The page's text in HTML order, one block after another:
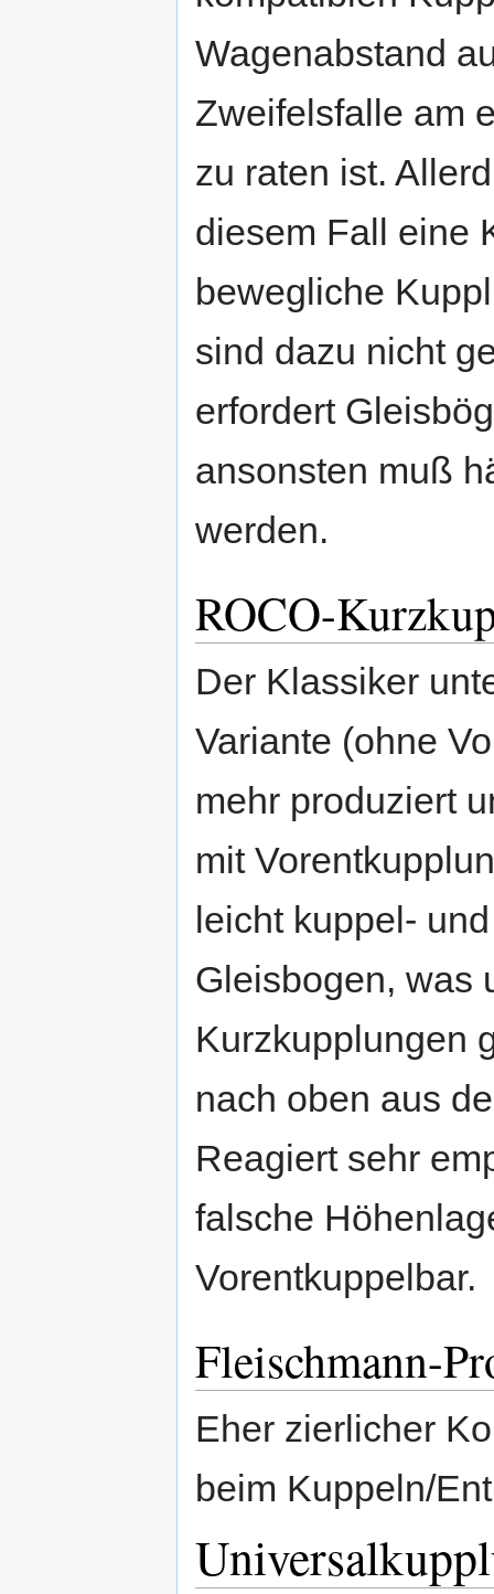
Wagenabstand
Zweifelsfalle am
zu raten ist.
diesem Fall eine
bewegliche
sind dazu nicht
erfordert
ansonsten muß
werden.
ROCO-
Der Klassiker
Variante (ohne
mehr produziert
mit
leicht kuppel-
Gleisbogen, was
Kurzkupplungen
nach oben aus
Reagiert sehr
falsche
Vorentkuppelbar.
Fleischmann-
Eher zierlicher
beim Kuppeln/